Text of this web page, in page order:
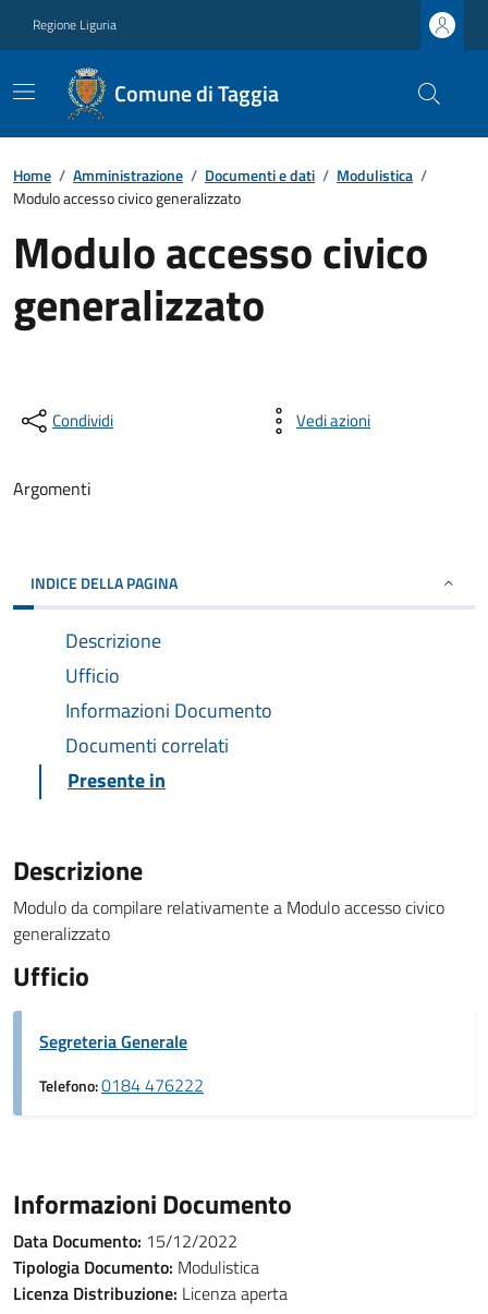
Regione Liguria
Comune di Taggia
Home / Amministrazione / Documenti e dati / Modulistica /
Modulo accesso civico generalizzato
Modulo accesso civico
generalizzato
Condividi Vedi azioni
Argomenti
INDICE DELLA PAGINA
Descrizione
Ufficio
Informazioni Documento
Documenti correlati
Presente in
Descrizione
Modulo da compilare relativamente a Modulo accesso civico
generalizzato
Ufficio
Segreteria Generale
Telefono:0184 476222
Informazioni Documento
Data Documento: 15/12/2022
Tipologia Documento: Modulistica
Licenza Distribuzione: Licenza aperta